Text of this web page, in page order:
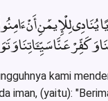
يُنَادِى لِلْإِيمَٰنِ أَنْ
وَكَفِّرْ عَنَّا سَيِّـَٔاتِنَا
kami
iman, (yaitu):